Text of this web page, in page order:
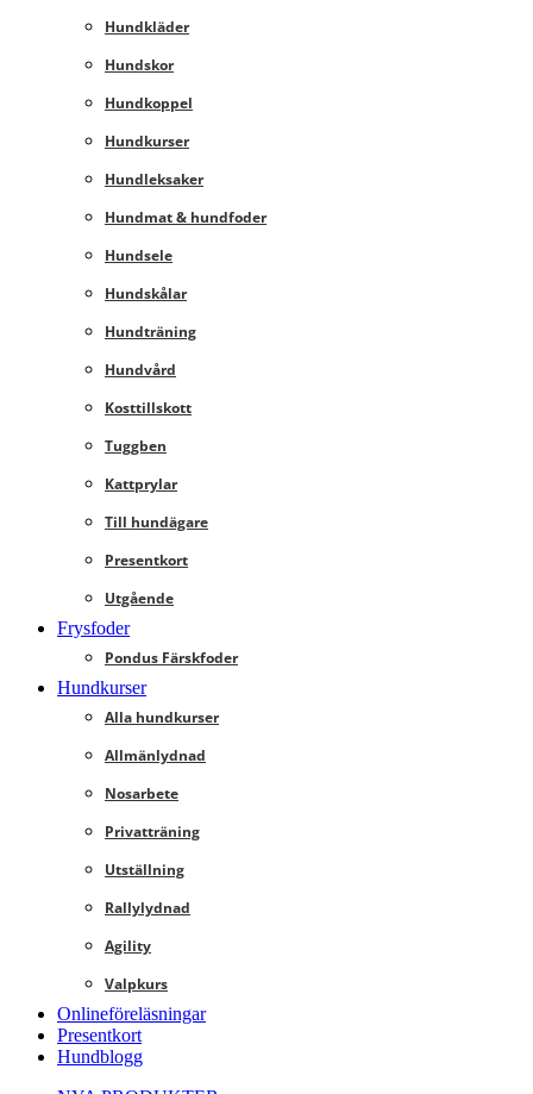
Hundkläder
Hundskor
Hundkoppel
Hundkurser
Hundleksaker
Hundmat & hundfoder
Hundsele
Hundskålar
Hundträning
Hundvård
Kosttillskott
Tuggben
Kattprylar
Till hundägare
Presentkort
Utgående
Frysfoder
Pondus Färskfoder
Hundkurser
Alla hundkurser
Allmänlydnad
Nosarbete
Privatträning
Utställning
Rallylydnad
Agility
Valpkurs
Onlineföreläsningar
Presentkort
Hundblogg